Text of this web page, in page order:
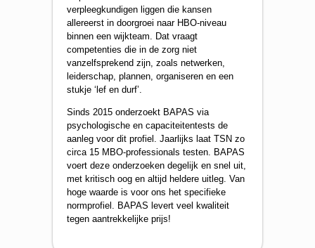
verpleegkundigen liggen die kansen
allereerst in doorgroei naar HBO-niveau
binnen een wijkteam. Dat vraagt
competenties die in de zorg niet
vanzelfsprekend zijn, zoals netwerken,
leiderschap, plannen, organiseren en een
stukje ‘lef en durf’.
Sinds 2015 onderzoekt BAPAS via
psychologische en capaciteitentests de
aanleg voor dit profiel. Jaarlijks laat TSN zo
circa 15 MBO-professionals testen. BAPAS
voert deze onderzoeken degelijk en snel uit,
met kritisch oog en altijd heldere uitleg. Van
hoge waarde is voor ons het specifieke
normprofiel. BAPAS levert veel kwaliteit
tegen aantrekkelijke prijs!